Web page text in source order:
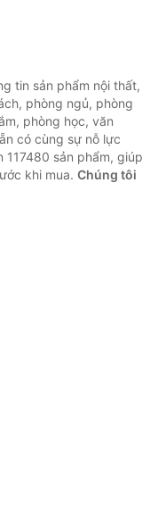
tin sản phẩm nội thất,
phòng ngủ, phòng
phòng học, văn
có cùng sự nỗ lực
sản phẩm, giúp
khi mua. Chúng tôi